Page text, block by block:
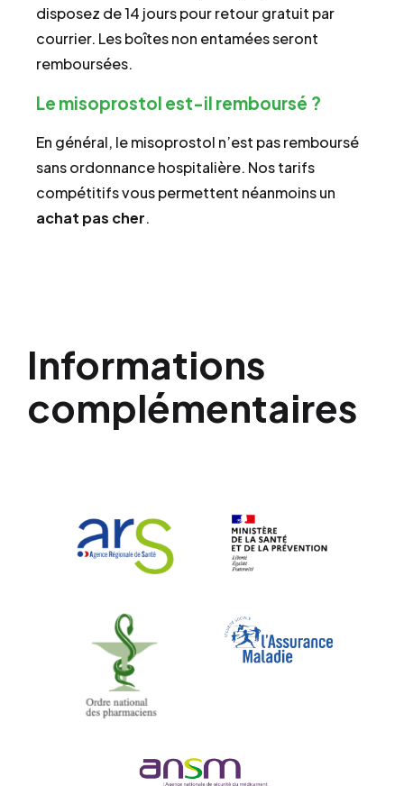
disposez de 14 jours pour retour gratuit par
courrier. Les boîtes non entamées seront
remboursées.
Le misoprostol est-il remboursé ?
En général, le misoprostol n’est pas remboursé
sans ordonnance hospitalière. Nos tarifs
compétitifs vous permettent néanmoins un
achat pas cher.
Informations
complémentaires